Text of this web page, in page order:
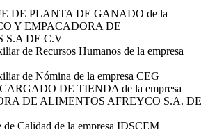
DE PLANTA DE GANADO de la
Y EMPACADORA DE
S.A DE C.V
de Recursos Humanos de la empresa
de Nómina de la empresa CEG
DE TIENDA de la empresa
DE ALIMENTOS AFREYCO S.A. DE
Calidad de la empresa IDSCEM